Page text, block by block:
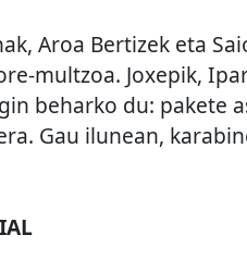
Aroa Bertizek eta
multzoa. Joxepik,
beharko du: pakete
Gau ilunean,